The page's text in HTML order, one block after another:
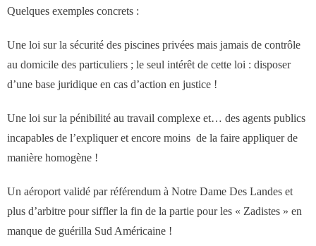
Contact
Quelques exemples concrets :
Une loi sur la sécurité des piscines privées mais jamais de contrôle
au domicile des particuliers ; le seul intérêt de cette loi : disposer
d’une base juridique en cas d’action en justice !
Une loi sur la pénibilité au travail complexe et… des agents publics
incapables de l’expliquer et encore moins de la faire appliquer de
manière homogène !
Un aéroport validé par référendum à Notre Dame Des Landes et
plus d’arbitre pour siffler la fin de la partie pour les « Zadistes » en
manque de guérilla Sud Américaine !